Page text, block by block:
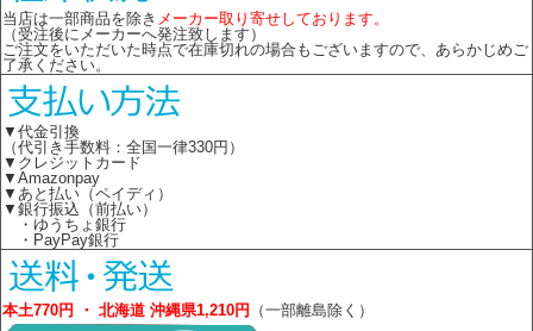
当店は一部商品を除き メーカー取り寄せしております。
（受注後にメーカーへ発注致します）
ご注文をいただいた時点で在庫切れの場合もございますので、あらかじめご
了承ください。
▼代金引換
（代引き手数料：全国一律330円）
▼クレジットカード
▼Amazonpay
▼あと払い（ペイディ）
▼銀行振込（前払い）
・ゆうちょ銀行
・PayPay銀行
本土770円 ・ 北海道 沖縄県1,210円 （一部離島除く）